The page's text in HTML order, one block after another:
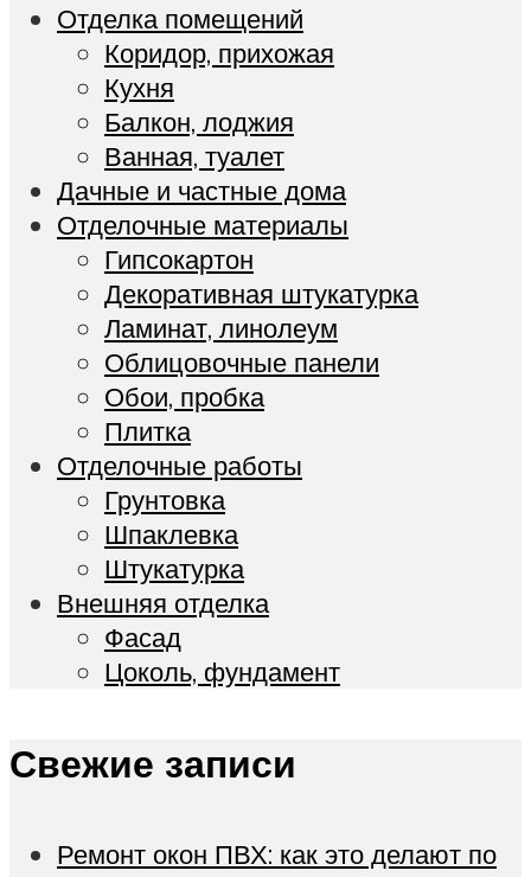
Отделка помещений
Коридор, прихожая
Кухня
Балкон, лоджия
Ванная, туалет
Дачные и частные дома
Отделочные материалы
Гипсокартон
Декоративная штукатурка
Ламинат, линолеум
Облицовочные панели
Обои, пробка
Плитка
Отделочные работы
Грунтовка
Шпаклевка
Штукатурка
Внешняя отделка
Фасад
Цоколь, фундамент
Свежие записи
Ремонт окон ПВХ: как это делают по